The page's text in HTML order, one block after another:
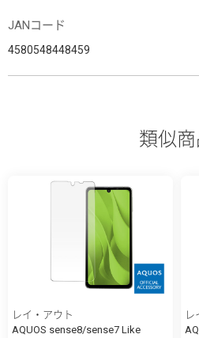
JANコード
4580548448459
類似商
レイ・アウト
AQUOS sense8/sense7 Like
レ